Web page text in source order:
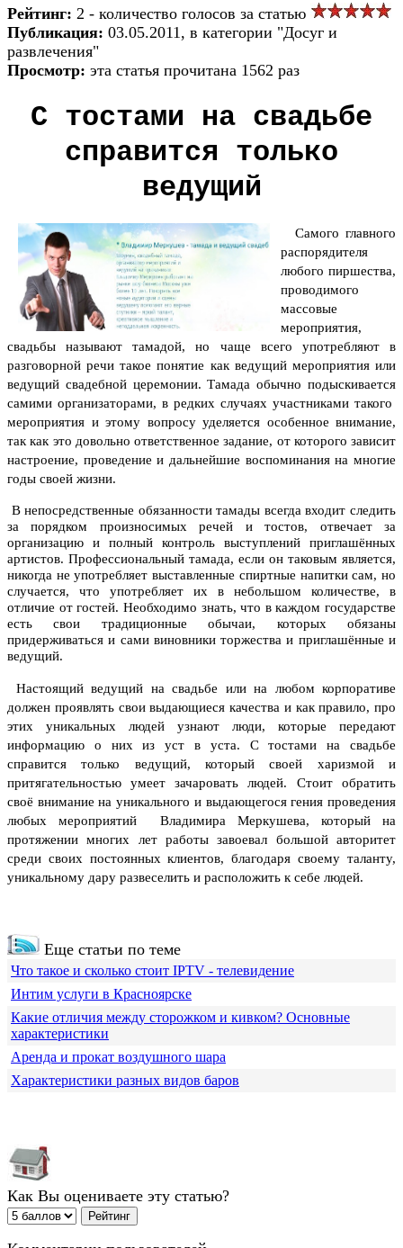
Рейтинг: 2 - количество голосов за статью
Публикация: 03.05.2011, в категории "Досуг и
развлечения"
Просмотр: эта статья прочитана 1562 раз
С тостами на свадьбе
справится только
ведущий
Самого главного
распорядителя
любого пиршества,
проводимого
массовые
мероприятия,
свадьбы называют тамадой, но чаще всего употребляют в
разговорной речи такое понятие как ведущий мероприятия или
ведущий свадебной церемонии. Тамада обычно подыскивается
самими организаторами, в редких случаях участниками такого
мероприятия и этому вопросу уделяется особенное внимание,
так как это довольно ответственное задание, от которого зависит
настроение, проведение и дальнейшие воспоминания на многие
годы своей жизни.
В непосредственные обязанности тамады всегда входит следить
за порядком произносимых речей и тостов, отвечает за
организацию и полный контроль выступлений приглашённых
артистов. Профессиональный тамада, если он таковым является,
никогда не употребляет выставленные спиртные напитки сам, но
случается, что употребляет их в небольшом количестве, в
отличие от гостей. Необходимо знать, что в каждом государстве
есть свои традиционные обычаи, которых обязаны
придерживаться и сами виновники торжества и приглашённые и
ведущий.
Настоящий ведущий на свадьбе или на любом корпоративе
должен проявлять свои выдающиеся качества и как правило, про
этих уникальных людей узнают люди, которые передают
информацию о них из уст в уста. С тостами на свадьбе
справится только ведущий, который своей харизмой и
притягательностью умеет зачаровать людей.
Стоит обратить
своё внимание на уникального и выдающегося гения проведения
любых мероприятий Владимира Меркушева, который на
протяжении многих лет работы завоевал большой авторитет
среди своих постоянных клиентов, благодаря своему таланту,
уникальному дару развеселить и расположить к себе людей.
Еще статьи по теме
Что такое и сколько стоит IPTV - телевидение
Интим услуги в Красноярске
Какие отличия между сторожком и кивком? Основные
характеристики
Аренда и прокат воздушного шара
Характеристики разных видов баров
Как Вы оцениваете эту статью?